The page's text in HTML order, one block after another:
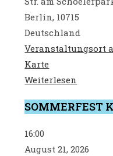
Berlin, 10715
Deutschland
Veranstaltungsort
KarteHaus
der
Weiterlesen
SOMMERFEST
Straße
24
SOMMERFEST
16:00
August 21, 2026